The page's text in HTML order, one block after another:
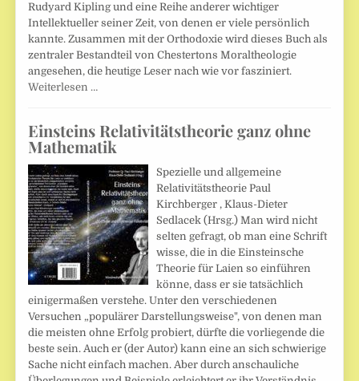
Rudyard Kipling und eine Reihe anderer wichtiger
Intellektueller seiner Zeit, von denen er viele persönlich
kannte. Zusammen mit der Orthodoxie wird dieses Buch als
zentraler Bestandteil von Chestertons Moraltheologie
angesehen, die heutige Leser nach wie vor fasziniert.
Weiterlesen …
Einsteins Relativitätstheorie ganz ohne
Mathematik
Spezielle und allgemeine
Relativitätstheorie Paul
Kirchberger , Klaus-Dieter
Sedlacek (Hrsg.) Man wird nicht
selten gefragt, ob man eine Schrift
wisse, die in die Einsteinsche
Theorie für Laien so einführen
könne, dass er sie tatsächlich
einigermaßen verstehe. Unter den verschiedenen
Versuchen „populärer Darstellungsweise", von denen man
die meisten ohne Erfolg probiert, dürfte die vorliegende die
beste sein. Auch er (der Autor) kann eine an sich schwierige
Sache nicht einfach machen. Aber durch anschauliche